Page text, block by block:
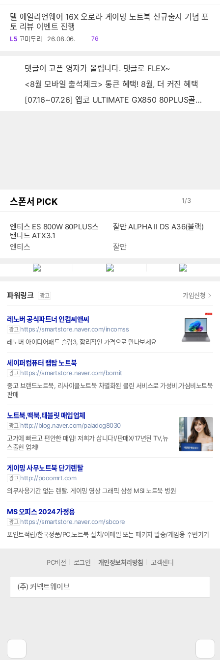
델 에일리언웨어 16X 오로라 게이밍 노트북 신규출시 기념 포
토 리뷰 이벤트 진행
L5 고미두리 26.08.06.
읽
76
댓글이 고픈 영자가 올립니다. 댓글로 FLEX~
<8월 모바일 출석체크> 통큰 혜택! 8월, 더 커진 혜택
[07.16~07.26] 앱코 ULTIMATE GX850 80PLUS골드 풀모듈러 ATX3.0 블랙
스폰서 PICK 1/3
엔티스 ES 800W 80PLUS스
탠다드 ATX3.1
엔티스
잘만 ALPHA II DS A36(블랙)
잘만
파워링크 광고 가입신청
레노버 공식파트너 인컴씨앤씨
광고 https://smartstore.naver.com/incomss
레노버 아이디어패드 슬림3, 합리적인 가격으로 만나보세요
세이퍼컴퓨터 랩탑 노트북
광고 https://smartstore.naver.com/bornit
중고 브랜드노트북, 리사이클노트북 차별화된 클린 서비스로 가성비,가심비노트북
판매
노트북,맥북,태블릿 매입업체
광고 http://blog.naver.com/paladog8030
고가에 빠르고 편안한 매입! 저희가 삽니다!/판매X/17년된 TV,뉴
스출현 업체!
게이밍 사무노트북 단기렌탈
광고 http://pooomrt.com
의무사용기간 없는 렌탈. 게이밍 영상 그래픽 삼성 MSI 노트북 병원
MS 오피스 2024 가정용
광고 https://smartstore.naver.com/sbcore
포인트적립/한국정품/PC,노트북 설치/이메일 또는 패키지 발송/게임용 주변기기
PC버전 로그인 개인정보처리방침 고객센터
(주) 커넥트웨이브